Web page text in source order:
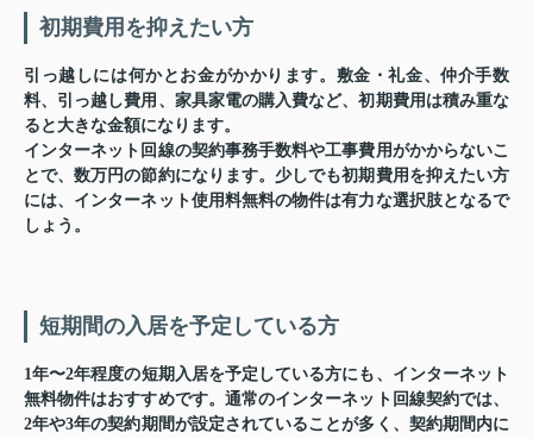
初期費用を抑えたい方
引っ越しには何かとお金がかかります。敷金・礼金、仲介手数
料、引っ越し費用、家具家電の購入費など、初期費用は積み重な
ると大きな金額になります。
インターネット回線の契約事務手数料や工事費用がかからないこ
とで、数万円の節約になります。少しでも初期費用を抑えたい方
には、インターネット使用料無料の物件は有力な選択肢となるで
しょう。
短期間の入居を予定している方
1年〜2年程度の短期入居を予定している方にも、インターネット
無料物件はおすすめです。通常のインターネット回線契約では、
2年や3年の契約期間が設定されていることが多く、契約期間内に